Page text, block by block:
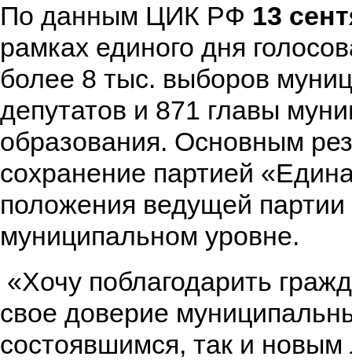
По данным ЦИК РФ 13
рамках единого дня
более 8 тыс. выборов
депутатов и 871 главы
образования. Основным
сохранение партией
положения ведущей партии
муниципальном уровне.
«Хочу поблагодарить
свое доверие
состоявшимся, так и